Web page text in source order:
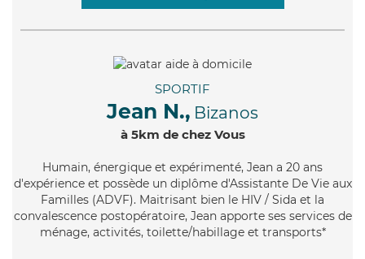
SPORTIF
Jean N., Bizanos
à 5km de chez Vous
Humain, énergique et expérimenté, Jean a 20 ans
d'expérience et possède un diplôme d'Assistante De Vie aux
Familles (ADVF). Maitrisant bien le HIV / Sida et la
convalescence postopératoire, Jean apporte ses services de
ménage, activités, toilette/habillage et transports*